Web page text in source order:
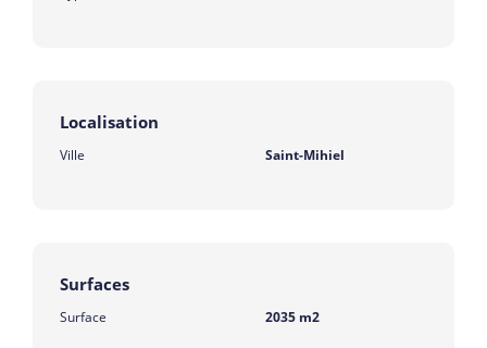
Localisation
Ville Saint-Mihiel
Surfaces
Surface 2035 m2